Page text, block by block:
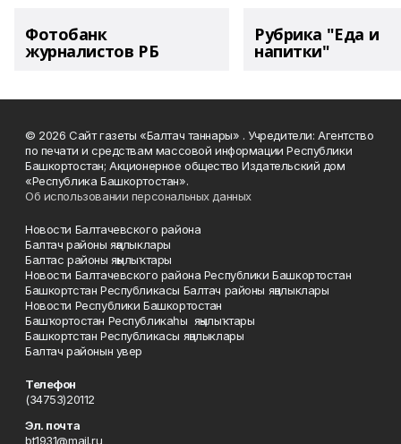
Фотобанк
журналистов РБ
Рубрика "Еда и
напитки"
© 2026 Сайт газеты «Балтач таннары» . Учредители: Агентство
по печати и средствам массовой информации Республики
Башкортостан; Акционерное общество Издательский дом
«Республика Башкортостан».
Об использовании персональных данных
Новости Балтачевского района
Балтач районы яңалыклары
Балтас районы яңылыҡтары
Новости Балтачевского района Республики Башкортостан
Башкортстан Республикасы Балтач районы яңалыклары
Новости Республики Башкортостан
Башҡортостан Республикаһы яңылыҡтары
Башкортстан Республикасы яңалыклары
Балтач районын увер
Телефон
(34753)20112
Эл. почта
bt1931@mail.ru